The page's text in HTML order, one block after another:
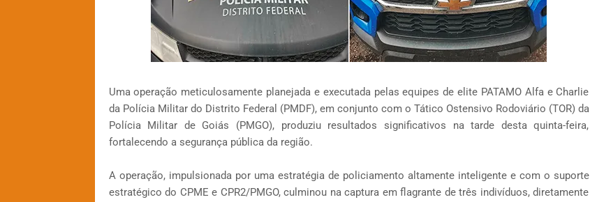
Uma operação meticulosamente planejada e executada pelas equipes de elite PATAMO Alfa e Charlie
da Polícia Militar do Distrito Federal (PMDF), em conjunto com o Tático Ostensivo Rodoviário (TOR) da
Polícia Militar de Goiás (PMGO), produziu resultados significativos na tarde desta quinta-feira,
fortalecendo a segurança pública da região.
A operação, impulsionada por uma estratégia de policiamento altamente inteligente e com o suporte
estratégico do CPME e CPR2/PMGO, culminou na captura em flagrante de três indivíduos, diretamente